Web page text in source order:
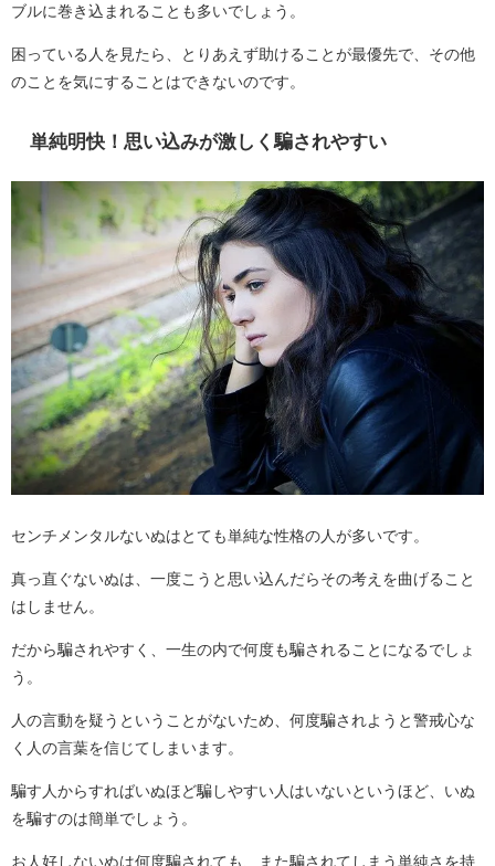
ブルに巻き込まれることも多いでしょう。
困っている人を見たら、とりあえず助けることが最優先で、その他
のことを気にすることはできないのです。
単純明快！思い込みが激しく騙されやすい
センチメンタルないぬはとても単純な性格の人が多いです。
真っ直ぐないぬは、一度こうと思い込んだらその考えを曲げること
はしません。
だから騙されやすく、一生の内で何度も騙されることになるでしょ
う。
人の言動を疑うということがないため、何度騙されようと警戒心な
く人の言葉を信じてしまいます。
騙す人からすればいぬほど騙しやすい人はいないというほど、いぬ
を騙すのは簡単でしょう。
お人好しないぬは何度騙されても、また騙されてしまう単純さを持